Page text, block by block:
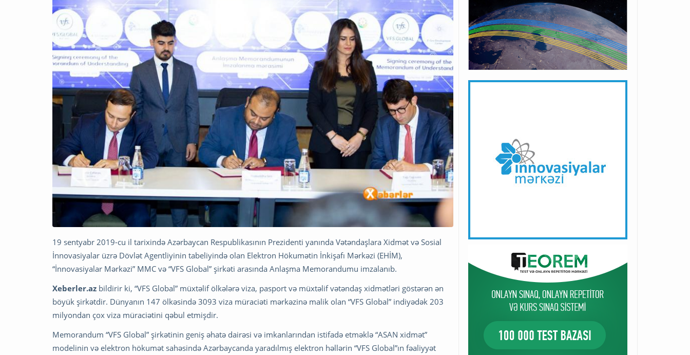
19 sentyabr 2019-cu il tarixində Azərbaycan Respublikasının Prezidenti yanında Vətəndaşlara Xidmət və Sosial
İnnovasiyalar üzrə Dövlət Agentliyinin tabeliyində olan Elektron Hökumətin İnkişafı Mərkəzi (EHİM),
“İnnovasiyalar Mərkəzi” MMC və “VFS Global” şirkəti arasında Anlaşma Memorandumu imzalanıb.
Xeberler.az bildirir ki, “VFS Global” müxtəlif ölkələrə viza, pasport və müxtəlif vətəndaş xidmətləri göstərən ən
böyük şirkətdir. Dünyanın 147 ölkəsində 3093 viza müraciəti mərkəzinə malik olan “VFS Global” indiyədək 203
milyondan çox viza müraciətini qəbul etmişdir.
Memorandum “VFS Global” şirkətinin geniş əhatə dairəsi və imkanlarından istifadə etməklə “ASAN xidmət”
modelinin və elektron hökumət sahəsində Azərbaycanda yaradılmış elektron həllərin “VFS Global”ın fəaliyyət